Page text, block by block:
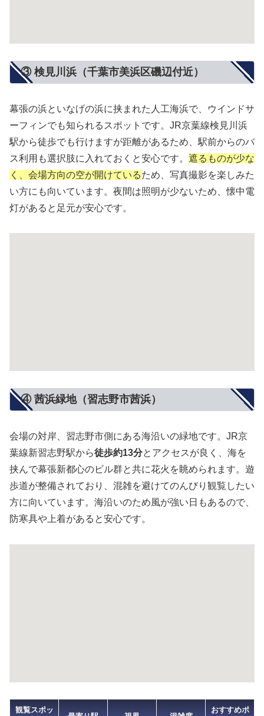
③ 検見川浜（千葉市美浜区磯辺付近）
幕張の浜といなげの浜に挟まれた人工海浜で、ウインドサ
ーフィンでも知られるスポットです。JR京葉線検見川浜
駅から徒歩でも行けますが距離があるため、駅前からのバ
ス利用も選択肢に入れておくと安心です。 遮るものが少な
く、会場方向の空が開けているため、写真撮影を楽しみた
い方にも向いています。夜間は照明が少ないため、懐中電
灯があると足元が安心です。
④ 茜浜緑地（習志野市茜浜）
会場の対岸、習志野市側にある海沿いの緑地です。JR京
葉線新習志野駅から徒歩約13分とアクセスが良く、海を
挟んで幕張新都心のビル群と共に花火を眺められます。遊
歩道が整備されており、混雑を避けてのんびり観覧したい
方に向いています。海沿いのため風が強い日もあるので、
防寒具や上着があると安心です。
観覧スポッ おすすめポ